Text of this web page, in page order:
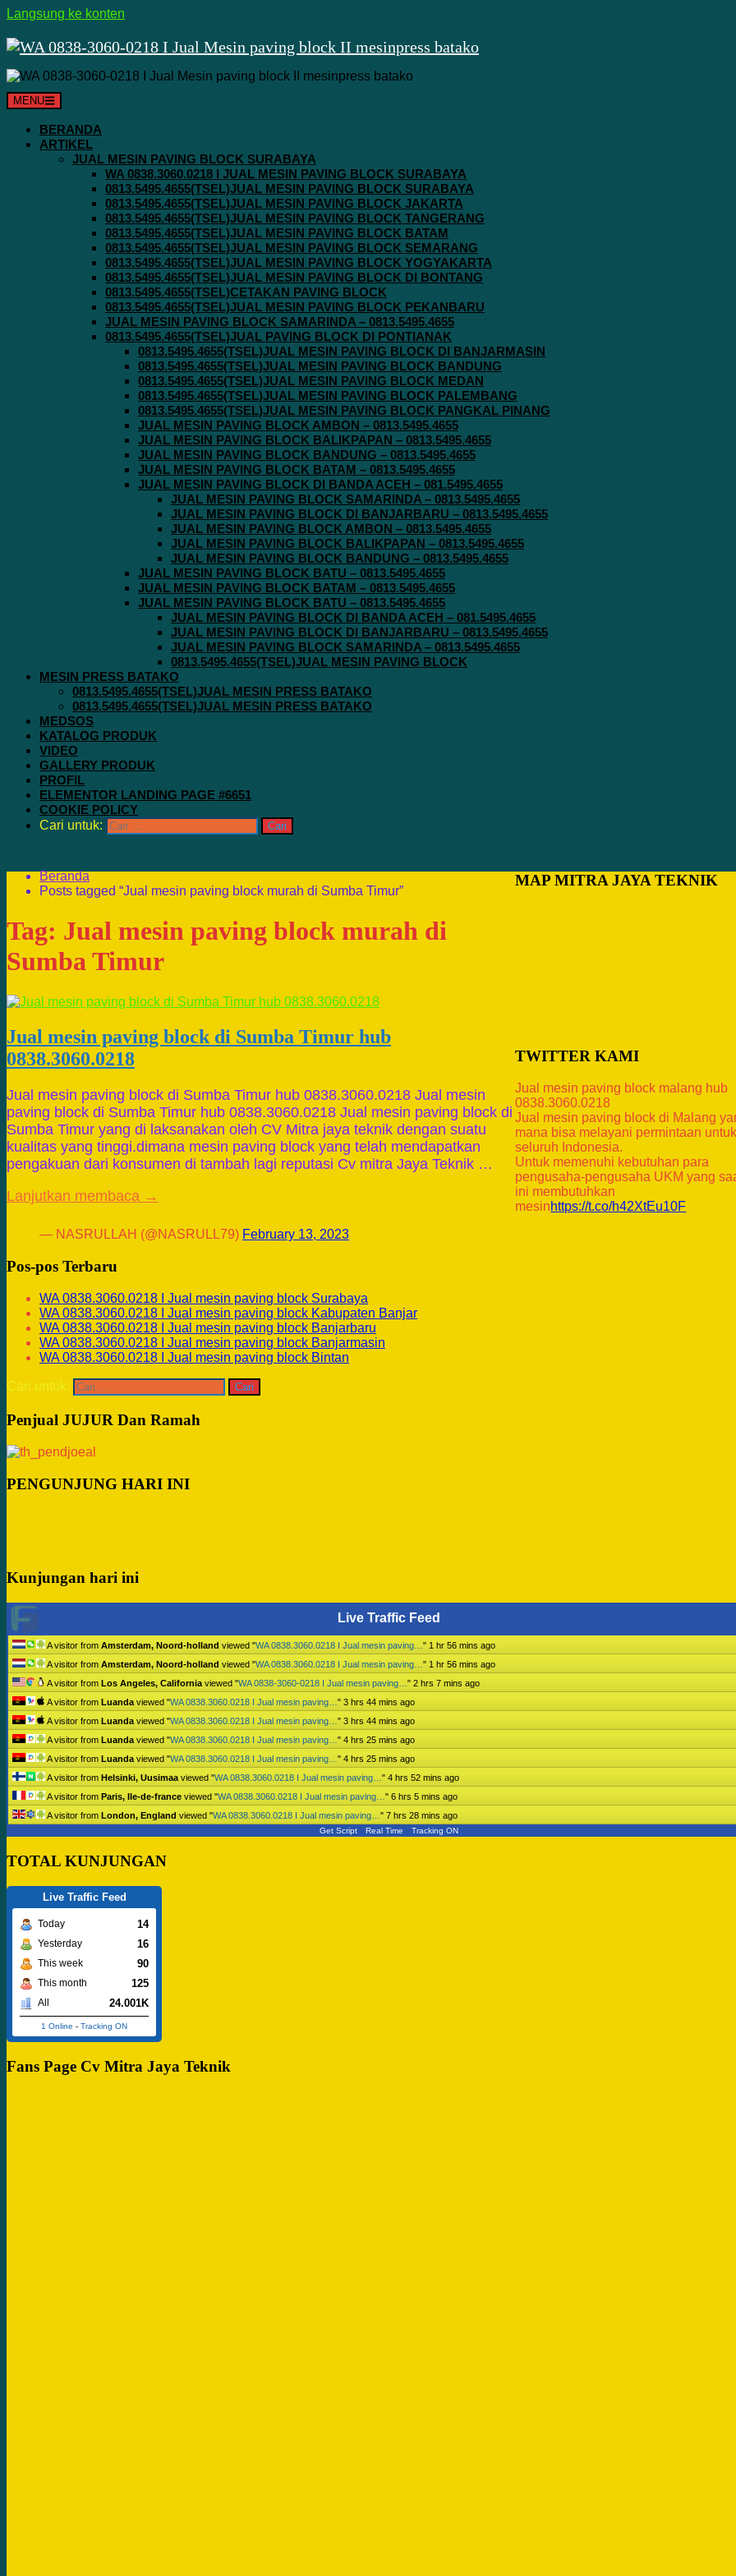
Langsung ke konten
MENU
BERANDA
ARTIKEL
JUAL MESIN PAVING BLOCK SURABAYA
WA 0838.3060.0218 I JUAL MESIN PAVING BLOCK SURABAYA
0813.5495.4655(TSEL)JUAL MESIN PAVING BLOCK SURABAYA
0813.5495.4655(TSEL)JUAL MESIN PAVING BLOCK JAKARTA
0813.5495.4655(TSEL)JUAL MESIN PAVING BLOCK TANGERANG
0813.5495.4655(TSEL)JUAL MESIN PAVING BLOCK BATAM
0813.5495.4655(TSEL)JUAL MESIN PAVING BLOCK SEMARANG
0813.5495.4655(TSEL)JUAL MESIN PAVING BLOCK YOGYAKARTA
0813.5495.4655(TSEL)JUAL MESIN PAVING BLOCK DI BONTANG
0813.5495.4655(TSEL)CETAKAN PAVING BLOCK
0813.5495.4655(TSEL)JUAL MESIN PAVING BLOCK PEKANBARU
JUAL MESIN PAVING BLOCK SAMARINDA – 0813.5495.4655
0813.5495.4655(TSEL)JUAL PAVING BLOCK DI PONTIANAK
0813.5495.4655(TSEL)JUAL MESIN PAVING BLOCK DI BANJARMASIN
0813.5495.4655(TSEL)JUAL MESIN PAVING BLOCK BANDUNG
0813.5495.4655(TSEL)JUAL MESIN PAVING BLOCK MEDAN
0813.5495.4655(TSEL)JUAL MESIN PAVING BLOCK PALEMBANG
0813.5495.4655(TSEL)JUAL MESIN PAVING BLOCK PANGKAL PINANG
JUAL MESIN PAVING BLOCK AMBON – 0813.5495.4655
JUAL MESIN PAVING BLOCK BALIKPAPAN – 0813.5495.4655
JUAL MESIN PAVING BLOCK BANDUNG – 0813.5495.4655
JUAL MESIN PAVING BLOCK BATAM – 0813.5495.4655
JUAL MESIN PAVING BLOCK DI BANDA ACEH – 081.5495.4655
JUAL MESIN PAVING BLOCK SAMARINDA – 0813.5495.4655
JUAL MESIN PAVING BLOCK DI BANJARBARU – 0813.5495.4655
JUAL MESIN PAVING BLOCK AMBON – 0813.5495.4655
JUAL MESIN PAVING BLOCK BALIKPAPAN – 0813.5495.4655
JUAL MESIN PAVING BLOCK BANDUNG – 0813.5495.4655
JUAL MESIN PAVING BLOCK BATU – 0813.5495.4655
JUAL MESIN PAVING BLOCK BATAM – 0813.5495.4655
JUAL MESIN PAVING BLOCK BATU – 0813.5495.4655
JUAL MESIN PAVING BLOCK DI BANDA ACEH – 081.5495.4655
JUAL MESIN PAVING BLOCK DI BANJARBARU – 0813.5495.4655
JUAL MESIN PAVING BLOCK SAMARINDA – 0813.5495.4655
0813.5495.4655(TSEL)JUAL MESIN PAVING BLOCK
MESIN PRESS BATAKO
0813.5495.4655(TSEL)JUAL MESIN PRESS BATAKO
0813.5495.4655(TSEL)JUAL MESIN PRESS BATAKO
MEDSOS
KATALOG PRODUK
VIDEO
GALLERY PRODUK
PROFIL
ELEMENTOR LANDING PAGE #6651
COOKIE POLICY
Cari untuk:
Beranda
Posts tagged “Jual mesin paving block murah di Sumba Timur”
Tag: Jual mesin paving block murah di
Sumba Timur
Jual mesin paving block di Sumba Timur hub
0838.3060.0218
Jual mesin paving block di Sumba Timur hub 0838.3060.0218 Jual mesin
paving block di Sumba Timur hub 0838.3060.0218 Jual mesin paving block di
Sumba Timur yang di laksanakan oleh CV Mitra jaya teknik dengan suatu
kualitas yang tinggi.dimana mesin paving block yang telah mendapatkan
pengakuan dari konsumen di tambah lagi reputasi Cv mitra Jaya Teknik …
Lanjutkan membaca →
MAP MITRA JAYA TEKNIK
TWITTER KAMI
Jual mesin paving block malang hub
0838.3060.0218
Jual mesin paving block di Malang
mana bisa melayani permintaan untuk
seluruh Indonesia.
Untuk memenuhi kebutuhan para
pengusaha-pengusaha UKM yang
ini membutuhkan
mesinhttps://t.co/h42XtEu10F
— NASRULLAH (@NASRULL79) February 13, 2023
Pos-pos Terbaru
WA 0838.3060.0218 I Jual mesin paving block Surabaya
WA 0838.3060.0218 I Jual mesin paving block Kabupaten Banjar
WA 0838.3060.0218 I Jual mesin paving block Banjarbaru
WA 0838.3060.0218 I Jual mesin paving block Banjarmasin
WA 0838.3060.0218 I Jual mesin paving block Bintan
Cari untuk:
Penjual JUJUR Dan Ramah
PENGUNJUNG HARI INI
Kunjungan hari ini
Live Traffic Feed
A visitor from Amsterdam, Noord-holland viewed "WA 0838.3060.0218 I Jual mesin paving… " 1 hr 56 mins ago
A visitor from Amsterdam, Noord-holland viewed "WA 0838.3060.0218 I Jual mesin paving… " 1 hr 56 mins ago
A visitor from Los Angeles, California viewed "WA 0838-3060-0218 I Jual mesin paving… " 2 hrs 7 mins ago
A visitor from Luanda viewed "WA 0838.3060.0218 I Jual mesin paving… " 3 hrs 44 mins ago
A visitor from Luanda viewed "WA 0838.3060.0218 I Jual mesin paving… " 3 hrs 44 mins ago
A visitor from Luanda viewed "WA 0838.3060.0218 I Jual mesin paving… " 4 hrs 25 mins ago
A visitor from Luanda viewed "WA 0838.3060.0218 I Jual mesin paving… " 4 hrs 25 mins ago
A visitor from Helsinki, Uusimaa viewed "WA 0838.3060.0218 I Jual mesin paving… " 4 hrs 52 mins ago
A visitor from Paris, Ile-de-france viewed "WA 0838.3060.0218 I Jual mesin paving… " 6 hrs 5 mins ago
A visitor from London, England viewed "WA 0838.3060.0218 I Jual mesin paving… " 7 hrs 28 mins ago
Get Script Real Time Tracking ON
TOTAL KUNJUNGAN
Live Traffic Feed
Today 14
Yesterday 16
This week 90
This month 125
All 24.001K
1 Online - Tracking ON
Fans Page Cv Mitra Jaya Teknik